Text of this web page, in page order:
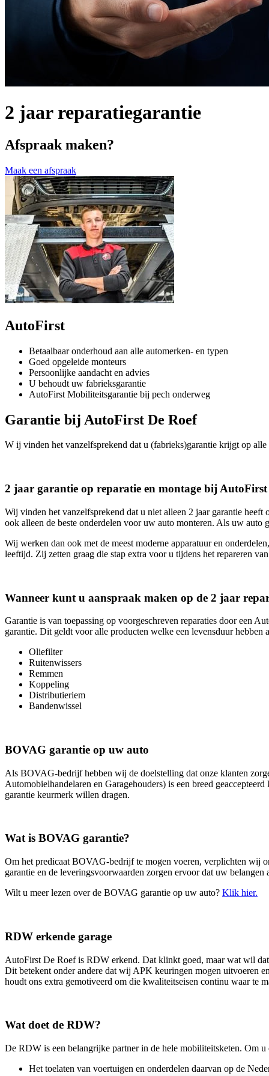
2 jaar reparatiegarantie
Afspraak maken?
Maak een afspraak
AutoFirst
Betaalbaar onderhoud aan alle automerken- en typen
Goed opgeleide monteurs
Persoonlijke aandacht en advies
U behoudt uw fabrieksgarantie
AutoFirst Mobiliteitsgarantie bij pech onderweg
Garantie bij AutoFirst De Roef
W ij vinden het vanzelfsprekend dat u (fabrieks)garantie krijgt op alle
2 jaar garantie op reparatie en montage bij AutoFirst
Wij vinden het vanzelfsprekend dat u niet alleen 2 jaar garantie
ook alleen de beste onderdelen voor uw auto monteren. Als uw
Wij werken dan ook met de meest moderne apparatuur en
leeftijd. Zij zetten graag die stap extra voor u tijdens het repareren
Wanneer kunt u aanspraak maken op de 2 jaar
Garantie is van toepassing op voorgeschreven reparaties door een
garantie. Dit geldt voor alle producten welke een levensduur
Oliefilter
Ruitenwissers
Remmen
Koppeling
Distributieriem
Bandenwissel
BOVAG garantie op uw auto
Als BOVAG-bedrijf hebben wij de doelstelling dat onze klanten
Automobielhandelaren en Garagehouders) is een breed
garantie keurmerk willen dragen.
Wat is BOVAG garantie?
Om het predicaat BOVAG-bedrijf te mogen voeren, verplichten wij
garantie en de leveringsvoorwaarden zorgen ervoor dat uw
Wilt u meer lezen over de BOVAG garantie op uw auto? Klik hier.
RDW erkende garage
AutoFirst De Roef is RDW erkend. Dat klinkt goed, maar wat wil
Dit betekent onder andere dat wij APK keuringen mogen uitvoeren
houdt ons extra gemotiveerd om die kwaliteitseisen continu waar te
Wat doet de RDW?
De RDW is een belangrijke partner in de hele mobiliteitsketen. Om
Het toelaten van voertuigen en onderdelen daarvan op de